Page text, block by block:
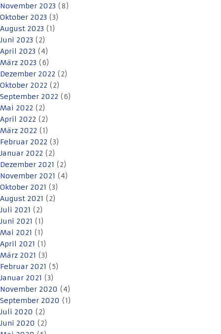
November 2023 (8)
Oktober 2023 (3)
August 2023 (1)
Juni 2023 (2)
April 2023 (4)
März 2023 (6)
Dezember 2022 (2)
Oktober 2022 (2)
September 2022 (6)
Mai 2022 (2)
April 2022 (2)
März 2022 (1)
Februar 2022 (3)
Januar 2022 (2)
Dezember 2021 (2)
November 2021 (4)
Oktober 2021 (3)
August 2021 (2)
Juli 2021 (2)
Juni 2021 (1)
Mai 2021 (1)
April 2021 (1)
März 2021 (3)
Februar 2021 (5)
Januar 2021 (3)
November 2020 (4)
September 2020 (1)
Juli 2020 (2)
Juni 2020 (2)